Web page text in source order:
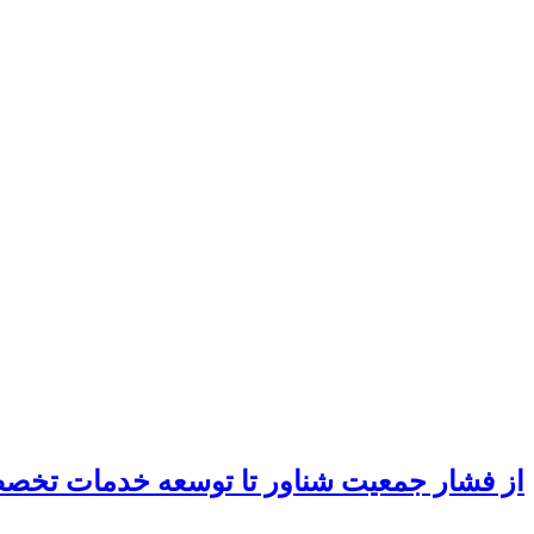
از فشار جمعیت شناور تا توسعه خدمات